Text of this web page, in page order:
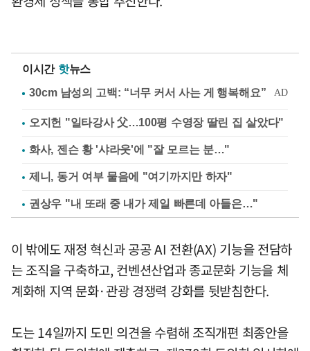
이시간 핫뉴스
오지헌 "일타강사 父…100평 수영장 딸린 집 살았다"
화사, 젠슨 황 '샤라웃'에 "잘 모르는 분…"
제니, 동거 여부 물음에 "여기까지만 하자"
권상우 "내 또래 중 내가 제일 빠른데 아들은…"
이 밖에도 재정 혁신과 공공 AI 전환(AX) 기능을 전담하
는 조직을 구축하고, 컨벤션산업과 종교문화 기능을 체
계화해 지역 문화·관광 경쟁력 강화를 뒷받침한다.
도는 14일까지 도민 의견을 수렴해 조직개편 최종안을